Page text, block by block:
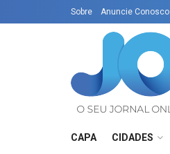
Sobre Anuncie Conosco
CAPA CIDADES